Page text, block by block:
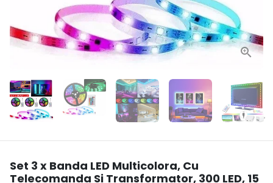
Set 3 x Banda LED Multicolora, Cu
Telecomanda Si Transformator, 300 LED, 15